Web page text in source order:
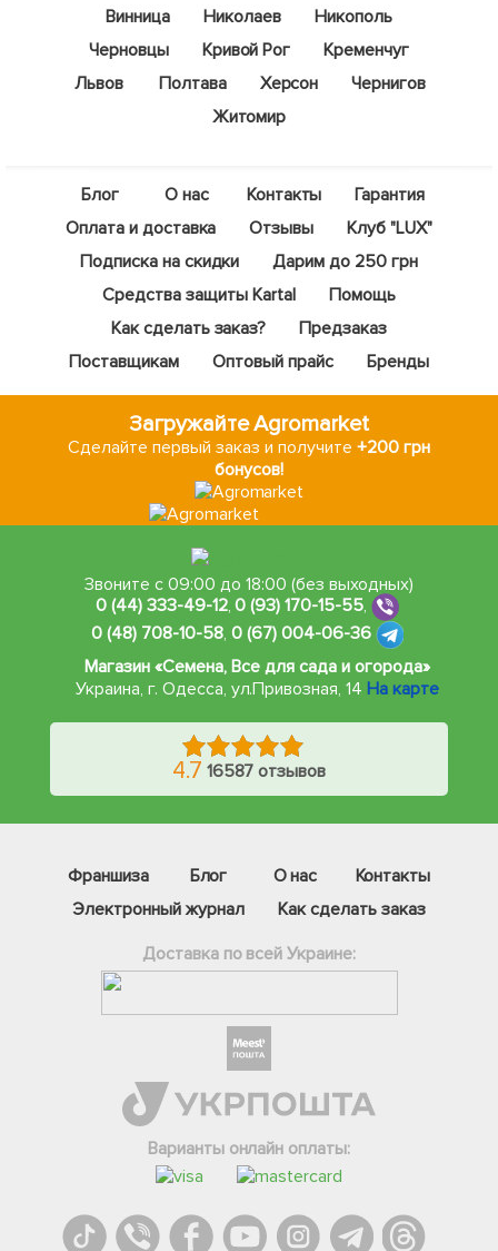
Винница
Николаев
Никополь
Черновцы
Кривой Рог
Кременчуг
Львов
Полтава Херсон
Чернигов
Житомир
Блог О нас Контакты
Гарантия
Оплата и доставка
Отзывы
Клуб "LUX"
Подписка на скидки
Дарим до 250 грн
Средства защиты Kartal
Помощь
Как сделать заказ?
Предзаказ
Поставщикам
Оптовый прайс Бренды
Загружайте Agromarket
Сделайте первый заказ и получите +200 грн
бонусов!
Звоните с 09:00 до 18:00 (без выходных)
0 (44) 333-49-12,0 (93) 170-15-55,
0 (48) 708-10-58, 0 (67) 004-06-36
Магазин «Семена, Все для сада и огорода»
Украина, г. Одесса, ул.Привозная, 14 На карте
4.7 16587 отзывов
Франшиза Блог О нас
Контакты
Электронный журнал
Как сделать заказ
Доставка по всей Украине:
Варианты онлайн оплаты:
Телеграм
Вайбер
Онлайн чат